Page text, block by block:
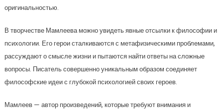
оригинальностью.
В творчестве Мамлеева можно увидеть явные отсылки к философии и
психологии. Его герои сталкиваются с метафизическими проблемами,
рассуждают о смысле жизни и пытаются найти ответы на сложные
вопросы. Писатель совершенно уникальным образом соединяет
философские идеи с глубокой психологией своих героев.
Мамлеев — автор произведений, которые требуют внимания и